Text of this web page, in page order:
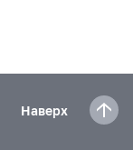
Наверх